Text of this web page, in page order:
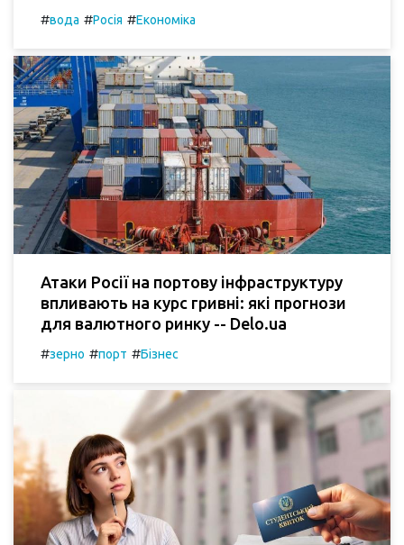
#вода #Росія #Економіка
Атаки Росії на портову інфраструктуру
впливають на курс гривні: які прогнози
для валютного ринку -- Delo.ua
#зерно #порт #Бізнес